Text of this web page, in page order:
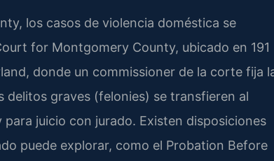
los casos de violencia doméstica se
for Montgomery County, ubicado en 191
donde un commissioner de la corte fija
delitos graves (felonies) se transfieren al
juicio con jurado. Existen disposiciones
puede explorar, como el Probation Before